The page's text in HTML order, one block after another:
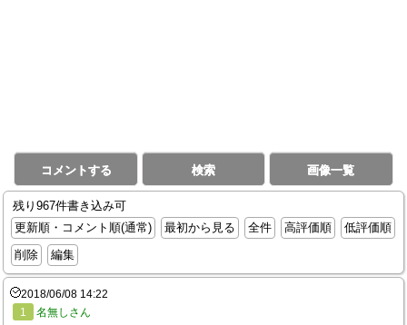
コメントする 検索 画像一覧
残り967件書き込み可
更新順・コメント順(通常)
最初から見る 全件 高評価順
低評価順
削除
編集
2018/06/08 14:22
1
名無しさん